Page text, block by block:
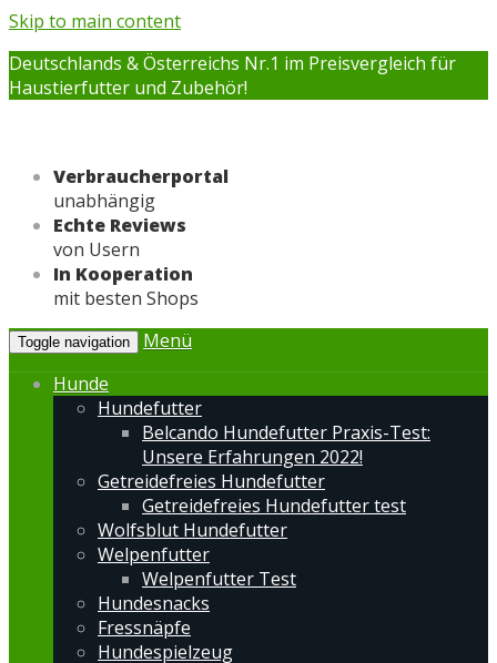
Skip to main content
Deutschlands & Österreichs Nr.1 im Preisvergleich für
Haustierfutter und Zubehör!
Verbraucherportal
unabhängig
Echte Reviews
von Usern
In Kooperation
mit besten Shops
Toggle navigation
Menü
Hunde
Hundefutter
Belcando Hundefutter Praxis-Test:
Unsere Erfahrungen 2022!
Getreidefreies Hundefutter
Getreidefreies Hundefutter test
Wolfsblut Hundefutter
Welpenfutter
Welpenfutter Test
Hundesnacks
Fressnäpfe
Hundespielzeug